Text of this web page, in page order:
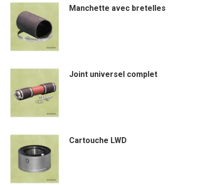
Manchette avec bretelles
Joint universel complet
Cartouche LWD